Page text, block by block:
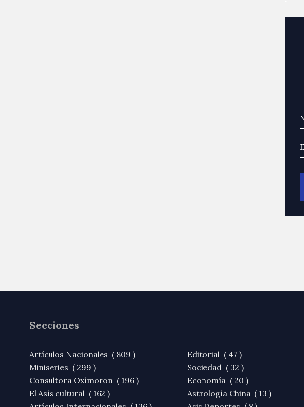
Secciones
Artículos Nacionales ( 809 )
Miniseries ( 299 )
Consultora Oxímoron ( 196 )
El Asís cultural ( 162 )
Editorial ( 47 )
Sociedad ( 32 )
Economía ( 20 )
Astrología China ( 13 )